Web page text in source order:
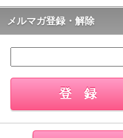
メルマガ登録・解除